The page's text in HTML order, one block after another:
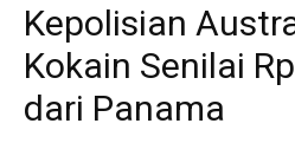
Kepolisian
Kokain Senilai
dari Panama